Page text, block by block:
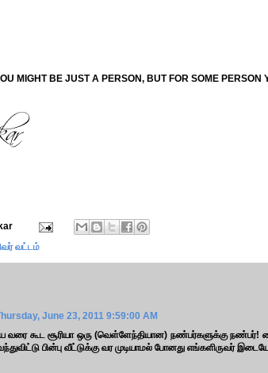
MIGHT BE JUST A PERSON, BUT FOR SOME PERSON
வட்டம்
June 23, 2011 9:59:00 AM
வரை கூட சூரியா ஒரு (வெள்ளேந்தியான) நண்பர்களுக்கு நண்பர்!
பின்பு வீட்டுக்கு வர முடியாமல் போனது எங்களிருவர்